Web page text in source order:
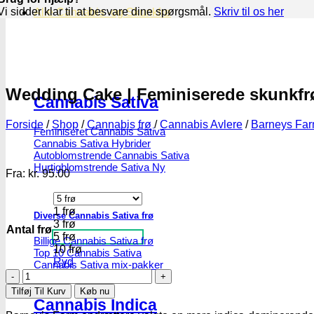
Alle Cannabis -og Skunkfrø
Cannabis Sativa
Feminiseret Cannabis Sativa
Cannabis Sativa Hybrider
Autoblomstrende Cannabis Sativa
Hurtigblomstrende Sativa
Diverse Cannabis Sativa frø
Billige Cannabis Sativa frø
Top 10 Cannabis Sativa
Cannabis Sativa mix-pakker
Cannabis Indica
sidder klar til at besvare dine spørgsmål. Skriv til os her
Wedding Cake | Feminiserede
Forside / Shop / Cannabis frø / Cannabis Avlere / Barneys
Fra: kr.95.00
Antal frø
1 frø
3 frø
5 frø
10 frø
Ryd
Wedding
Cake
|
Tilføj Til Kurv Køb nu